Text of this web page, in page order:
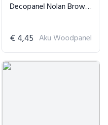
Decopanel Nolan Brown Sample
€ 4,45 Aku Woodpanel